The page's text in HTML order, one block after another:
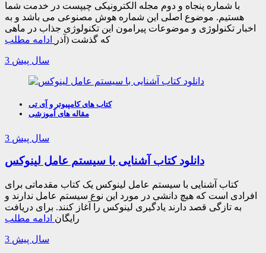
با شماره پنجاه و دوم مجله الکترونیکی چیپست در خدمت شما
هستیم. موضوع اصلی این شماره هوش مصنوعی می باشد و به
اخبار تکنولوژی و موضوعات پیرامون این تکنولوژی جذاب در ماهی
که گذشت (آذر
ادامه مطلب
3 سال پیش
کتاب های کامپیوتر و آی تی
مقاله های آموزشی
3 سال پیش
دانلود کتاب آشنایی با سیستم عامل لینوکس
کتاب آشنایی با سیستم عامل لینوکس یک کتاب مقدماتی برای
افرادی است که هیچ دانشی در مورد این نوع سیستم عامل ندارند و
به تازگی قصد دارند یادگیری لینوکس را آغاز کنند. برای دریافت
رایگان ادامه مطلب
3 سال پیش